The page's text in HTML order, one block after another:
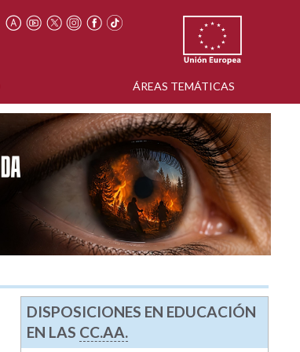
ÁREAS TEMÁTICAS
DISPOSICIONES EN EDUCACIÓN
EN LAS CC.AA.